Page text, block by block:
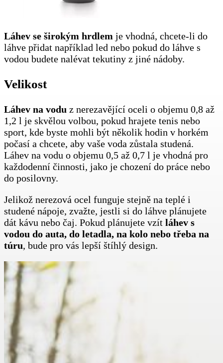
Láhev se širokým hrdlem je vhodná, chcete-li do
láhve přidat například led nebo pokud do láhve s
vodou budete nalévat tekutiny z jiné nádoby.
Velikost
Láhev na vodu z nerezavějící oceli o objemu 0,8 až
1,2 l je skvělou volbou, pokud hrajete tenis nebo
sport, kde byste mohli být několik hodin v horkém
počasí a chcete, aby vaše voda zůstala studená.
Láhev na vodu o objemu 0,5 až 0,7 l je vhodná pro
každodenní činnosti, jako je chození do práce nebo
do posilovny.
Jelikož nerezová ocel funguje stejně na teplé i
studené nápoje, zvažte, jestli si do láhve plánujete
dát kávu nebo čaj. Pokud plánujete vzít láhev s
vodou do auta, do letadla, na kolo nebo třeba na
túru, bude pro vás lepší štíhlý design.